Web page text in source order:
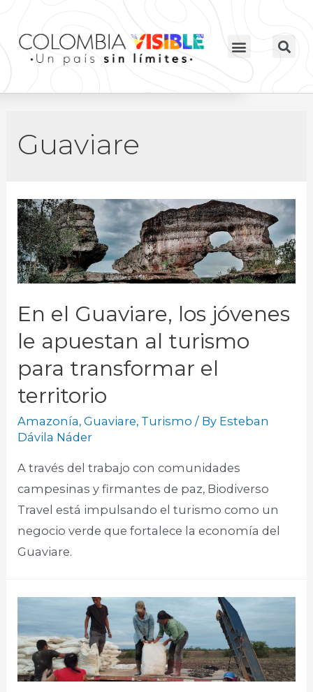
Guaviare
En el Guaviare, los jóvenes
le apuestan al turismo
para transformar el
territorio
Amazonía,Guaviare, Turismo / By Esteban
Dávila Náder
A través del trabajo con comunidades
campesinas y firmantes de paz, Biodiverso
Travel está impulsando el turismo como un
negocio verde que fortalece la economía del
Guaviare.